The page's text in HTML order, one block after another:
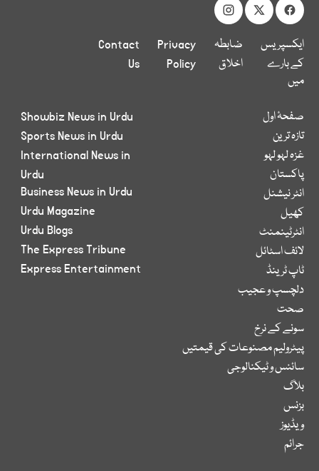
ایکسپریس
کے بارے
میں
ضابطہ
اخلاق
Privacy
Policy
Contact
Us
صفحۂ اول
تازہ ترین
غزہ لہو لہو
پاکستان
انٹر نیشنل
کھیل
انٹرٹینمنٹ
لائف اسٹائل
ٹاپ ٹرینڈ
دلچسپ و عجیب
صحت
سونے کے نرخ
پیٹرولیم مصنوعات کی قیمتیں
سائنس و ٹیکنالوجی
بلاگ
بزنس
ویڈیوز
جرائم
Showbiz News in Urdu
Sports News in Urdu
International News in
Urdu
Business News in Urdu
Urdu Magazine
Urdu Blogs
The Express Tribune
Express Entertainment